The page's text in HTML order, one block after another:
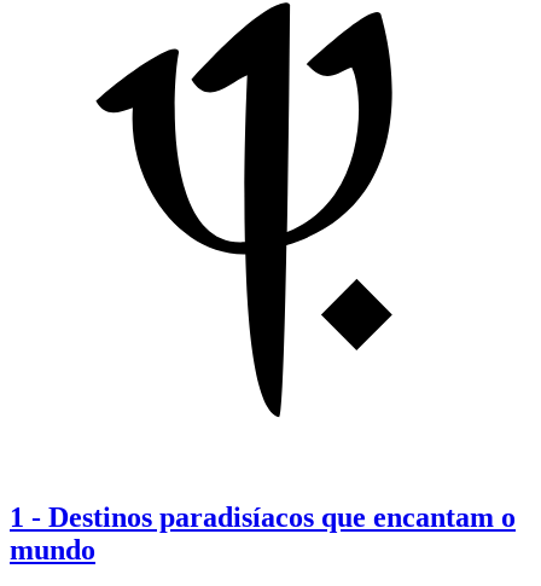
1 - Destinos paradisíacos que encantam o
mundo